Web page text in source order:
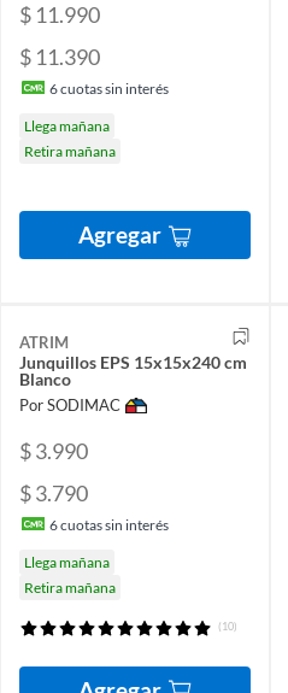
$ 11.990
$ 11.390
6cuotas sin interés
Llega mañana
Retira mañana
Agregar
ATRIM
Junquillos EPS 15x15x240 cm
Blanco
Por SODIMAC
$ 3.990
$ 3.790
6cuotas sin interés
Llega mañana
Retira mañana
(10)